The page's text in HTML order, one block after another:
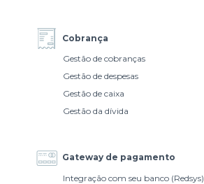
Cobrança
Gestão de cobranças
Gestão de despesas
Gestão de caixa
Gestão da dívida
Gateway de pagamento
Integração com seu banco (Redsys)